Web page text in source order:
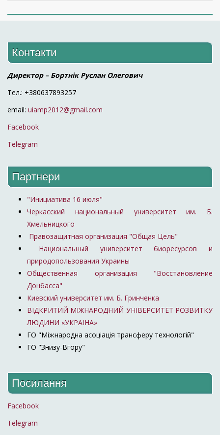
Контакти
Директор – Бортнік Руслан Олегович
Тел.: +380637893257
email: uiamp2012@gmail.com
Facebook
Telegram
Партнери
"Инициатива 16 июля"
Черкасский национальный университет им. Б.
Хмельницкого
Правозащитная организация "Общая Цель"
Национальный университет биоресурсов и
природопользования Украины
Общественная организация "Восстановление
Донбасса"
Киевский университет им. Б. Гринченка
ВІДКРИТИЙ МІЖНАРОДНИЙ УНІВЕРСИТЕТ РОЗВИТКУ
ЛЮДИНИ «УКРАЇНА»
ГО "Міжнародна асоціація трансферу технологій"
ГО "Знизу-Вгору"
Посилання
Facebook
Telegram